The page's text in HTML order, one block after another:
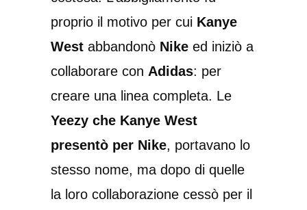
proprio il motivo per cui Kanye
West abbandonò Nike ed iniziò a
collaborare con Adidas: per
creare una linea completa. Le
Yeezy che Kanye West
presentò per Nike, portavano lo
stesso nome, ma dopo di quelle
la loro collaborazione cessò per il